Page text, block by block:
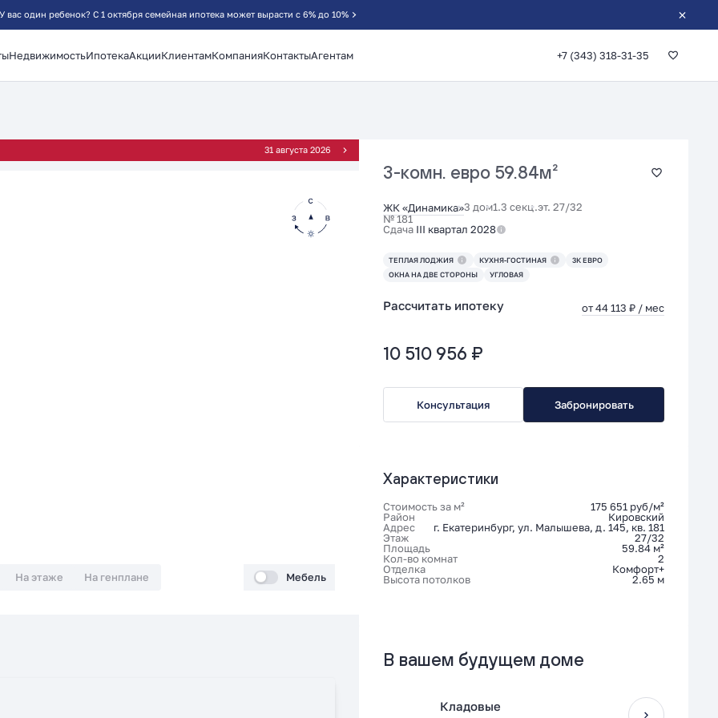
У вас один ребенок? С 1 октября семейная ипотека может вырасти с 6% до 10%
НедвижимостьИпотекаАкцииКлиентамКомпанияКонтактыАгентам +7 (343) 318-31-35
31 августа 2026
На этаже На генплане Мебель
3-комн. евро 59.84м²
ЖК «Динамика»3 дом1.3 секц.эт. 27/32
№ 181
Сдача III квартал 2028
ТЕПЛАЯ ЛОДЖИЯ КУХНЯ-ГОСТИНАЯ
3К ЕВРО
ОКНА НА ДВЕ СТОРОНЫ
УГЛОВАЯ
Рассчитать ипотеку от 44 113 ₽ / мес
10 510 956 ₽
Консультация Забронировать
Характеристики
Стоимость за м²
175 651 руб/м²
Район
Кировский
Адрес
г. Екатеринбург, ул. Малышева, д. 145, кв. 181
Этаж
27/32
Площадь
59.84 м²
Кол-во комнат
2
Отделка
Комфорт+
Высота потолков
2.65 м
В вашем будущем доме
Кладовые